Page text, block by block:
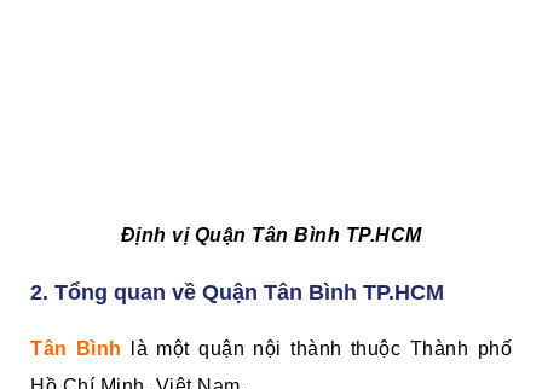
Định vị Quận Tân Bình TP.HCM
2. Tổng quan về Quận Tân Bình TP.HCM
Tân Bình
là một quận nội thành thuộc Thành phố